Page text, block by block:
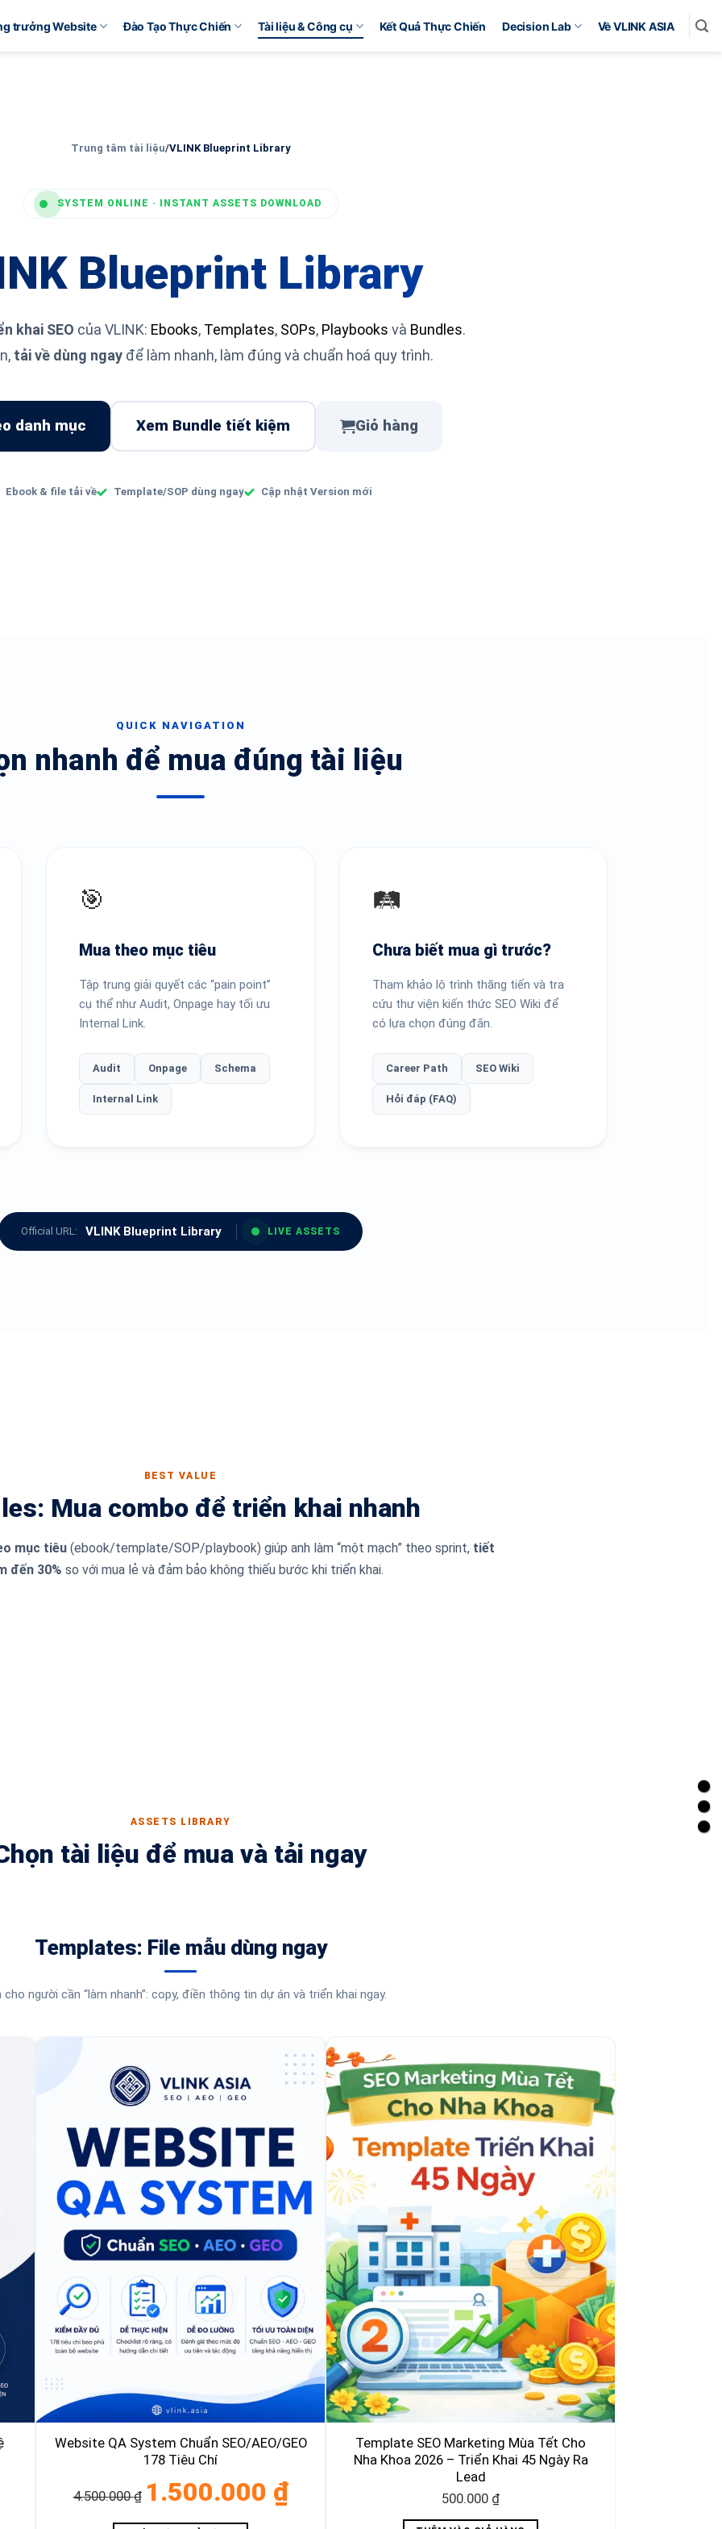
trưởng Website Đào Tạo Thực Chiến Tài liệu & Công cụ Kết Quả Thực Chiến Decision Lab Về VLINK ASIA
Trung tâm tài liệu/VLINK Blueprint Library
SYSTEM ONLINE · INSTANT ASSETS DOWNLOAD
Blueprint Library
khai SEO của VLINK: Ebooks, Templates, SOPs, Playbooks và Bundles.
tải về dùng ngay để làm nhanh, làm đúng và chuẩn hoá quy trình.
danh mục Xem Bundle tiết kiệm Giỏ hàng
Ebook & file tải về Template/SOP dùng ngay Cập nhật Version mới
QUICK NAVIGATION
nhanh để mua đúng tài liệu
🎯
Mua theo mục tiêu
Tập trung giải quyết các “pain point”
cụ thể như Audit, Onpage hay tối ưu
Internal Link.
Audit Onpage Schema
Internal Link
🛤️
Chưa biết mua gì trước?
Tham khảo lộ trình thăng tiến và tra
cứu thư viện kiến thức SEO Wiki để
có lựa chọn đúng đắn.
Career Path SEO Wiki
Hỏi đáp (FAQ)
Official URL: VLINK Blueprint Library LIVE ASSETS
BEST VALUE
Mua combo để triển khai nhanh
mục tiêu (ebook/template/SOP/playbook) giúp anh làm “một mạch” theo sprint, tiết
đến 30% so với mua lẻ và đảm bảo không thiếu bước khi triển khai.
ASSETS LIBRARY
tài liệu để mua và tải ngay
Templates: File mẫu dùng ngay
cho người cần “làm nhanh”: copy, điền thông tin dự án và triển khai ngay.
Website QA System Chuẩn SEO/AEO/GEO
178 Tiêu Chí
4.500.000₫
Giá
gốc
là:
1.500.000 ₫Giá
Template SEO Marketing Mùa Tết Cho
Nha Khoa 2026 – Triển Khai 45 Ngày Ra
Lead
500.000 ₫